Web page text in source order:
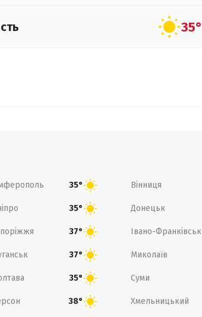
35°
35° Вінниця
35° Донецьк
37° Івано-Франківськ
37° Миколаїв
35° Суми
38° Хмельницький